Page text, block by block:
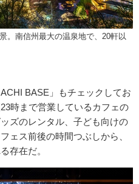
。南信州最大の温泉地で、20軒以
BASE」もチェックしてお
時まで営業しているカフェの
ズのレンタル、子ども向けの
ェス前後の時間つぶしから、
存在だ。